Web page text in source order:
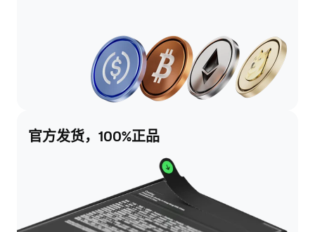
官方发货，100%正品